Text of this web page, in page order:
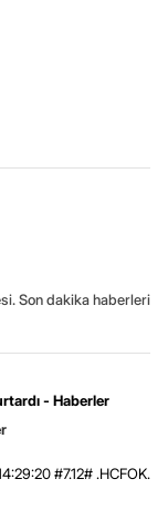
Son dakika haberleri
- Haberler
#7.12# .HCFOK.